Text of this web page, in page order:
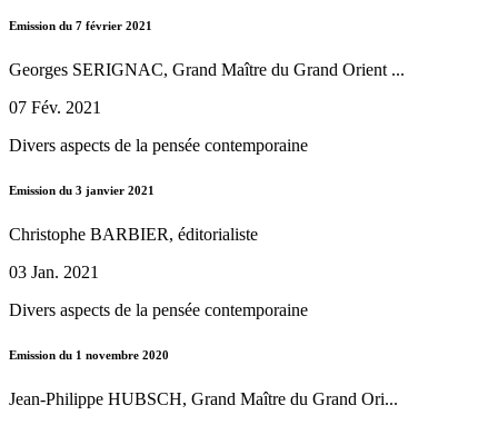
Emission du 7 février 2021
Georges SERIGNAC, Grand Maître du Grand Orient ...
07 Fév. 2021
Divers aspects de la pensée contemporaine
Emission du 3 janvier 2021
Christophe BARBIER, éditorialiste
03 Jan. 2021
Divers aspects de la pensée contemporaine
Emission du 1 novembre 2020
Jean-Philippe HUBSCH, Grand Maître du Grand Ori...